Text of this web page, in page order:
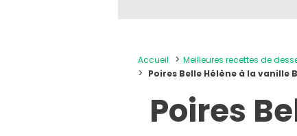
Accueil Meilleures recettes de
Poires Belle Hélène à la vanille
Poires